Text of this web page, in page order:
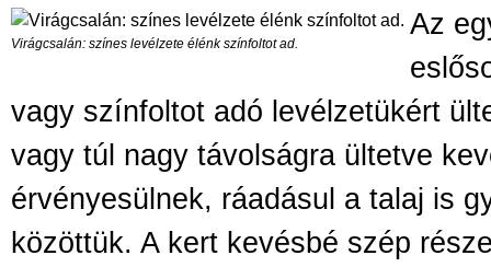
Virágcsalán: színes levélzete élénk színfoltot ad.
Az
vagy színfoltot adó levélzetükért
vagy túl nagy távolságra ültetve
érvényesülnek, ráadásul a talaj is
közöttük. A kert kevésbé szép